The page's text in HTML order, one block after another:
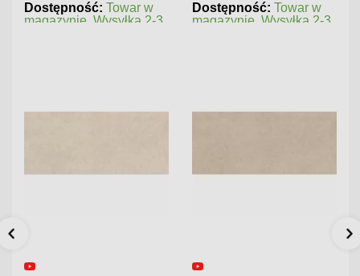
Dostępność: Towar w
magazynie. Wysyłka 2-3
Dostępność: Towar w
magazynie. Wysyłka 2-3